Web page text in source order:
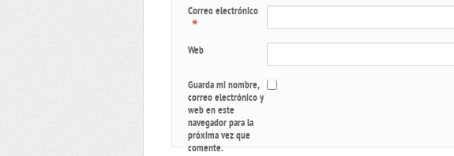
Correo electrónico
*
Web
Guarda mi nombre,
correo electrónico y
web en este
navegador para la
próxima vez que
comente.